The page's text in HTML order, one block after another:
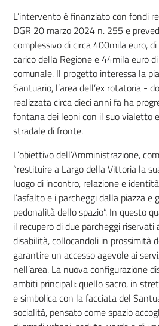
L’intervento è finanziato con fondi
DGR 20 marzo 2024 n. 255 e
complessivo di circa 400mila euro,
carico della Regione e 44mila euro
comunale. Il progetto interessa la
Santuario, l’area dell’ex rotatoria -
realizzata circa dieci anni fa ha
fontana dei leoni con il suo vialetto
stradale di fronte.
L’obiettivo dell’Amministrazione,
“restituire a Largo della Vittoria la
luogo di incontro, relazione e
l’asfalto e i parcheggi dalla piazza
pedonalità dello spazio”. In questo
il recupero di due parcheggi riservati
disabilità, collocandoli in prossimità
garantire un accesso agevole ai
nell’area. La nuova configurazione
ambiti principali: quello sacro, in
e simbolica con la facciata del
socialità, pensato come spazio